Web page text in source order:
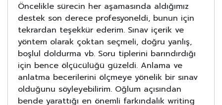
Öncelikle sürecin her aşamasında aldığımız
destek son derece profesyoneldi, bunun için
tekrardan teşekkür ederim. Sınav içerik ve
yöntem olarak çoktan seçmeli, doğru yanlış,
boşlul doldurma vb. Soru tiplerini barındırdığı
için bence ölçücülüğü güzeldi. Anlama ve
anlatma becerilerini ölçmeye yönelik bir sınav
olduğunu söyleyebilirim. Oğlum açısından
bende yarattığı en önemli farkındalık writing